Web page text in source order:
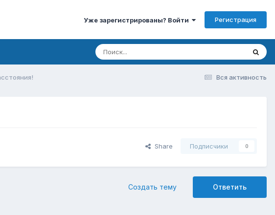
Уже зарегистрированы? Войти Регистрация
Вся активность
Share Подписчики 0
Ответить
Создать тему